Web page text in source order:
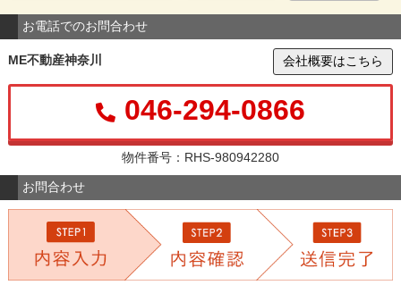
お電話でのお問合わせ
ME不動産神奈川 会社概要はこちら
046-294-0866
物件番号：RHS-980942280
お問合わせ